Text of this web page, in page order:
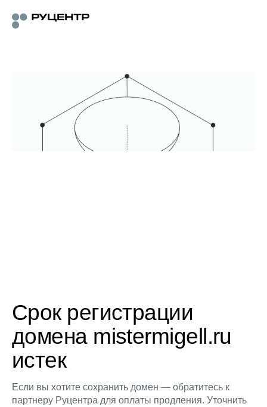
Срок регистрации
домена mistermigell.ru
истек
Если вы хотите сохранить домен — обратитесь к
партнеру Руцентра для оплаты продления. Уточнить